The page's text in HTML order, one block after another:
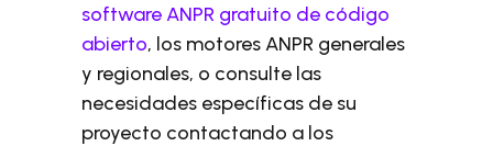
software ANPR gratuito de código
abierto, los motores ANPR generales
y regionales, o consulte las
necesidades específicas de su
proyecto contactando a los